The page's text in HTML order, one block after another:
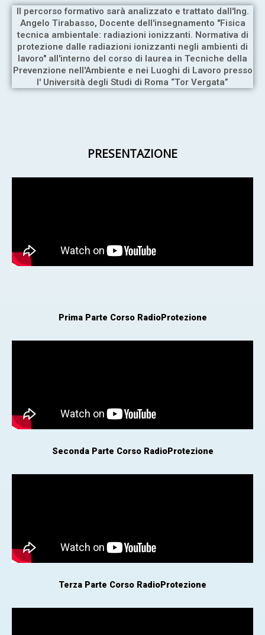
Il percorso formativo sarà analizzato e trattato dall'Ing.
Angelo Tirabasso, Docente dell'insegnamento "Fisica
tecnica ambientale: radiazioni ionizzanti. Normativa di
protezione dalle radiazioni ionizzanti negli ambienti di
lavoro" all'interno del corso di laurea in Tecniche della
Prevenzione nell'Ambiente e nei Luoghi di Lavoro presso
l' Università degli Studi di Roma “Tor Vergata”
PRESENTAZIONE
Prima Parte Corso RadioProtezione
Seconda Parte Corso RadioProtezione
Terza Parte Corso RadioProtezione